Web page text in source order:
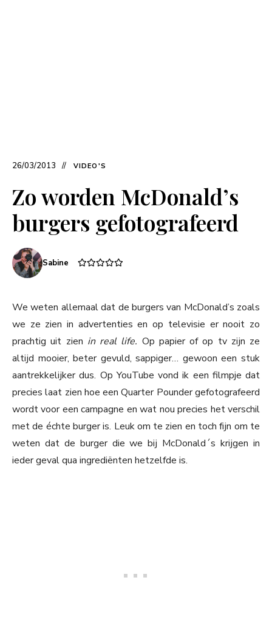
26/03/2013 VIDEO'S
Zo worden McDonald’s
burgers gefotografeerd
Sabine
We weten allemaal dat de burgers van McDonald’s zoals
we ze zien in advertenties en op televisie er nooit zo
prachtig uit zien in real life. Op papier of op tv zijn ze
altijd mooier, beter gevuld, sappiger… gewoon een stuk
aantrekkelijker dus. Op YouTube vond ik een filmpje dat
precies laat zien hoe een Quarter Pounder gefotografeerd
wordt voor een campagne en wat nou precies het verschil
met de échte burger is. Leuk om te zien en toch fijn om te
weten dat de burger die we bij McDonald´s krijgen in
ieder geval qua ingrediënten hetzelfde is.